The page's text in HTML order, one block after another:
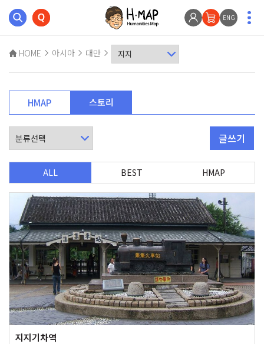
ENG
HOME 아시아 대만
HMAP 스토리
글쓰기
ALL BEST HMAP
지지기차역